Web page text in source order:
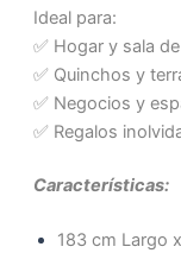
Ideal para:
✅ Hogar y sala
✅ Quinchos y
✅ Negocios y
✅ Regalos
Características:
183 cm Largo